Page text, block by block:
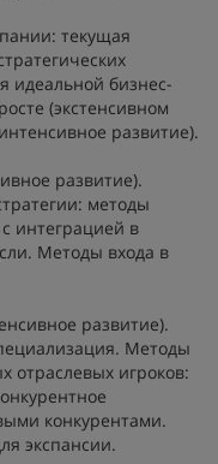
текущая
идеальной бизнес-
(экстенсивном
развитие).
развитие).
методы
интеграцией в
Методы входа в
развитие).
Методы
отраслевых игроков:
конкурентами.
экспансии.